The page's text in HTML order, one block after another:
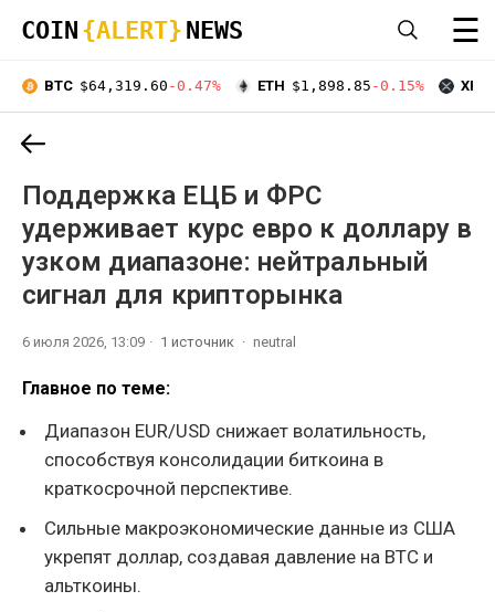
COIN {ALERT} NEWS ☰
BTC $64,319.60 -0.47% ETH $1,898.85 -0.15% XRP
Поддержка ЕЦБ и ФРС
удерживает курс евро к доллару в
узком диапазоне: нейтральный
сигнал для крипторынка
6 июля 2026, 13:09 1 источник neutral
Главное по теме:
Диапазон EUR/USD снижает волатильность,
способствуя консолидации биткоина в
краткосрочной перспективе.
Сильные макроэкономические данные из США
укрепят доллар, создавая давление на BTC и
альткоины.